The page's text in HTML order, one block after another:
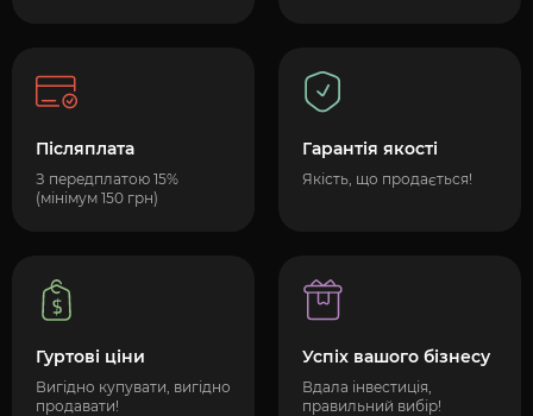
Післяплата
З передплатою 15%
(мінімум 150 грн)
Гарантія якості
Якість, що продається!
Гуртові ціни
Вигідно купувати, вигідно
продавати!
Успіх вашого бізнесу
Вдала інвестиція,
правильний вибір!